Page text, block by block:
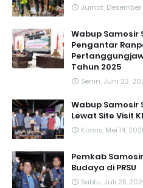
Jumat, Desember
Wabup Samosir
Pengantar
Tahun 2025
Senin, Juni 22,
Wabup Samosir
Lewat Site Visit
Kamis, Mei 14,
Pemkab
Budaya di PRSU
Sabtu, Juli 25,